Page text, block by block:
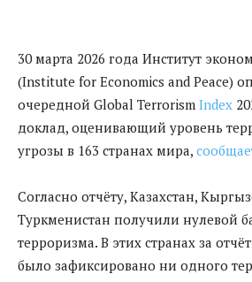
30 марта 2026 года Институт
(Institute for Economics and Peace)
очередной Global Terrorism Index
доклад, оценивающий уровень
угрозы в 163 странах мира,
Согласно отчёту, Казахстан,
Туркменистан получили нулевой
терроризма. В этих странах за
было зафиксировано ни одного